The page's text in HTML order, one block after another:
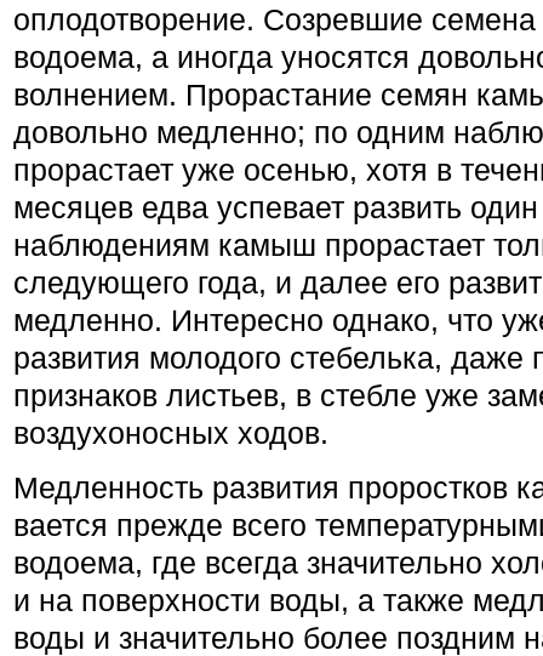
оплодотворение. Созревшие
водоема, а иногда уносятся
волнением. Прорастание семян
довольно медленно; по одним
прорастает уже осенью, хотя в
месяцев едва успевает развить
наблю­дениям камыш прорастает
следующего года, и далее его
медленно. Интересно однако, что
развития молодого стебелька, даже
признаков листьев, в стебле уже
воздухонос­ных ходов.
Медленность развития проростков
вается прежде всего
водоема, где всегда значительно
и на поверхности воды, а также
воды и значительно более поздним